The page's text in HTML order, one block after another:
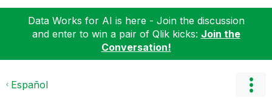
Data Works for AI is here - Join the discussion
and enter to win a pair of Qlik kicks: Join the
Conversation!
Español